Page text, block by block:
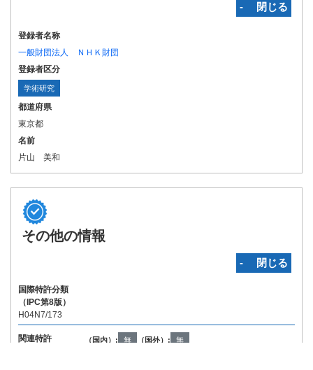
‐ 閉じる
登録者名称
一般財団法人 ＮＨＫ財団
登録者区分
学術研究
都道府県
東京都
名前
片山 美和
その他の情報
‐ 閉じる
国際特許分類
（IPC第8版）
H04N7/173
関連特許 （国内）: 無 （国外）: 無